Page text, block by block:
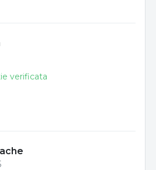
verificata